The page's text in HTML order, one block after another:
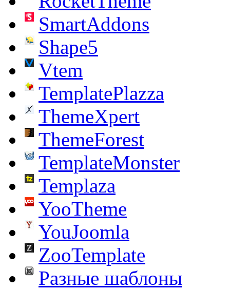
SmartAddons
Shape5
Vtem
TemplatePlazza
ThemeXpert
ThemeForest
TemplateMonster
Templaza
YooTheme
YouJoomla
ZooTemplate
Разные шаблоны